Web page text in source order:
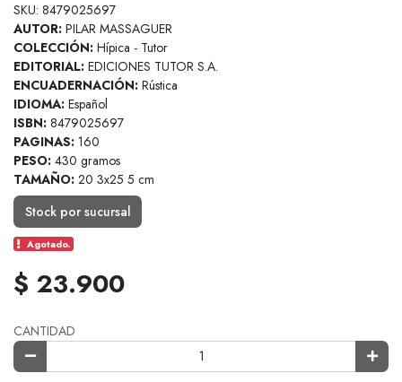
SKU: 8479025697
AUTOR: PILAR MASSAGUER
COLECCIÓN: Hípica - Tutor
EDITORIAL: EDICIONES TUTOR S.A.
ENCUADERNACIÓN: Rústica
IDIOMA: Español
ISBN: 8479025697
PAGINAS: 160
PESO: 430 gramos
TAMAÑO: 20 3x25 5 cm
Stock por sucursal
Agotado.
$ 23.900
CANTIDAD